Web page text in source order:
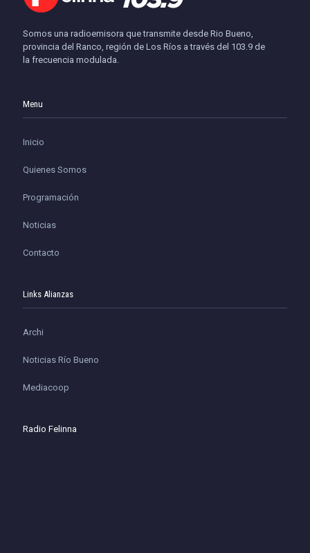
Somos una radioemisora que transmite desde Rio Bueno,
provincia del Ranco, región de Los Ríos a través del 103.9 de
la frecuencia modulada.
Menu
Inicio
Quienes Somos
Programación
Noticias
Contacto
Links Alianzas
Archi
Noticias Río Bueno
Mediacoop
Radio Felinna